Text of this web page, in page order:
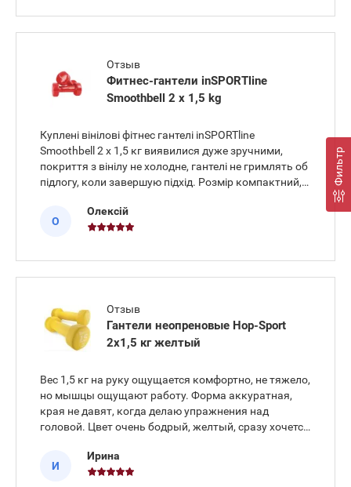
Фильтр
Отзыв
Фитнес-гантели inSPORTline
Smoothbell 2 x 1,5 kg
Куплені вінілові фітнес гантелі inSPORTline
Smoothbell 2 x 1,5 кг виявилися дуже зручними,
покриття з вінілу не холодне, гантелі не гримлять об
підлогу, коли завершую підхід. Розмір компактний,
подорож. Мені сподобалося, що вага дозволяє
робити багат
О
Олексій
Отзыв
Гантели неопреновые Hop-Sport
2x1,5 кг желтый
Вес 1,5 кг на руку ощущается комфортно, не тяжело,
но мышцы ощущают работу. Форма аккуратная,
края не давят, когда делаю упражнения над
головой. Цвет очень бодрый, желтый, сразу хочется
И
Ирина